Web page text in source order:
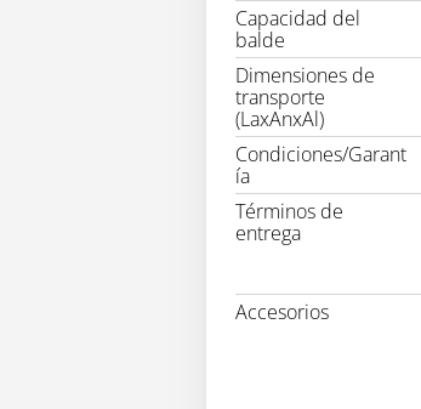
Capacidad del
balde
Dimensiones de
transporte
(LaxAnxAl)
Condiciones/Garant
ía
Términos de
entrega
Accesorios